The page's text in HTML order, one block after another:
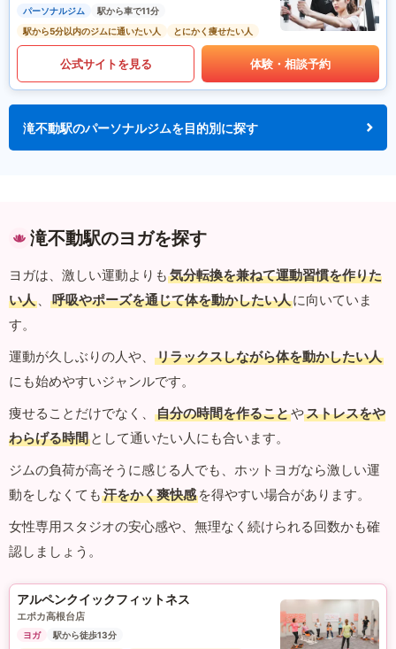
パーソナルジム
駅から車で11分
駅から5分以内のジムに通いたい人
とにかく痩せたい人
公式サイトを見る 体験・相談予約
滝不動駅のパーソナルジムを目的別に探す
滝不動駅のヨガを探す
ヨガは、激しい運動よりも 気分転換を兼ねて運動習慣を作りた
い人 、 呼吸やポーズを通じて体を動かしたい人に向いていま
す。
運動が久しぶりの人や、
リラックスしながら体を動かしたい人
にも始めやすいジャンルです。
痩せることだけでなく、
自分の時間を作ることやストレスをや
わらげる時間 として通いたい人にも合います。
ジムの負荷が高そうに感じる人でも、ホットヨガなら激しい運
動をしなくても 汗をかく爽快感 を得やすい場合があります。
女性専用スタジオの安心感や、無理なく続けられる回数かも確
認しましょう。
アルペンクイックフィットネス
エポカ高根台店
ヨガ
駅から徒歩13分